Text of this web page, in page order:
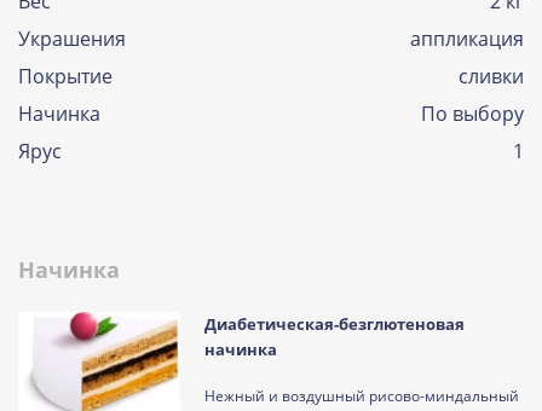
Украшения
аппликация
Покрытие
сливки
Начинка
По выбору
Ярус
1
Начинка
Диабетическая-безглютеновая
начинка
Нежный и воздушный рисово-миндальный